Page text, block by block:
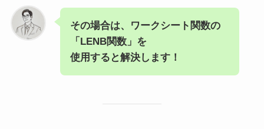
その場合は、ワークシート関数の
「LENB関数」を
使用すると解決します！